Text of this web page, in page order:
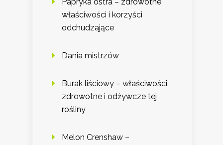
właściwości i korzyści
odchudzające
Dania mistrzów
Burak liściowy – właściwości
zdrowotne i odżywcze tej
rośliny
Melon Crenshaw –